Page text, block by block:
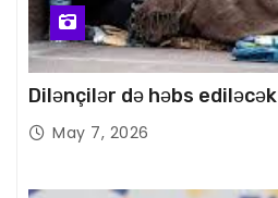
Dilənçilər də həbs ediləcək
May 7, 2026